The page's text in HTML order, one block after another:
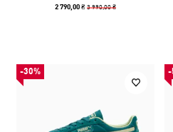
2 790,00 ₴3 990,00 ₴
-30% -